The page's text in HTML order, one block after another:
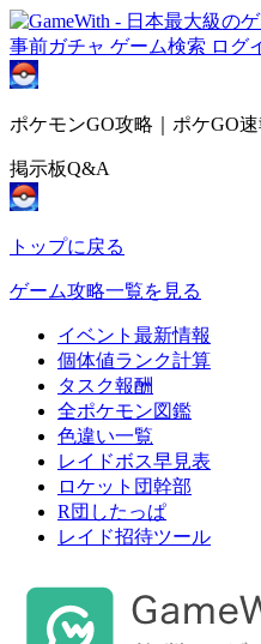
事前ガチャ ゲーム検索 ログ
ポケモンGO攻略｜ポケGO
掲示板Q&A
トップに戻る
ゲーム攻略一覧を見る
イベント最新情報
個体値ランク計算
タスク報酬
全ポケモン図鑑
色違い一覧
レイドボス早見表
ロケット団幹部
R団したっぱ
レイド招待ツール